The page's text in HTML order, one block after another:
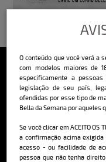
O conteúdo que você verá a
com modelos maiores de
especificamente a
legislação de seu país,
ofendidas por esse tipo de
Bella da Semana por aqueles
Se você clicar em ACEITO
a confirmação acima
acesso - ou facilidade de
pessoa que não tenha
O Bella da Semana é a
qualidade, além de
comportamento,